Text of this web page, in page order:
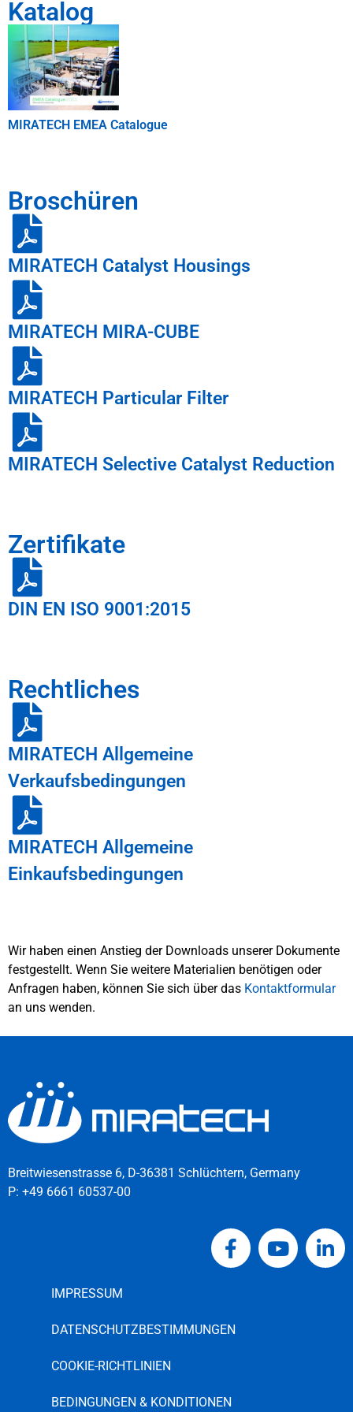
Katalog
MIRATECH EMEA Catalogue
Broschüren
MIRATECH Catalyst Housings
MIRATECH MIRA-CUBE
MIRATECH Particular Filter
MIRATECH Selective Catalyst Reduction
Zertifikate
DIN EN ISO 9001:2015
Rechtliches
MIRATECH Allgemeine
Verkaufsbedingungen
MIRATECH Allgemeine
Einkaufsbedingungen
Wir haben einen Anstieg der Downloads unserer Dokumente
festgestellt. Wenn Sie weitere Materialien benötigen oder
Anfragen haben, können Sie sich über das Kontaktformular
an uns wenden.
Breitwiesenstrasse 6, D-36381 Schlüchtern, Germany
P: +49 6661 60537-00
IMPRESSUM
DATENSCHUTZBESTIMMUNGEN
COOKIE-RICHTLINIEN
BEDINGUNGEN & KONDITIONEN